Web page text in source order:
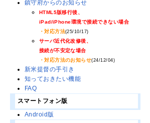
鎮守府からのお知らせ
HTML5版移行後、
iPad/iPhone環境で接続できない場合
・対応方法(25/10/17)
サーバ近代化改修後、
接続が不安定な場合
・対応方法のお知らせ(24/12/04)
新米提督の手引き
知っておきたい機能
FAQ
スマートフォン版
Android版